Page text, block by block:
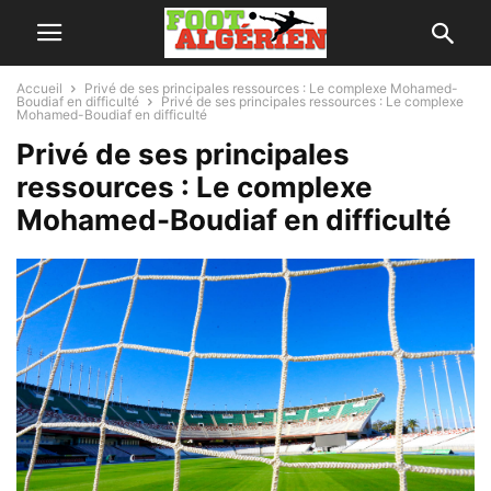
Accueil
Privé de ses principales ressources : Le complexe Mohamed-
Boudiaf en difficulté
Privé de ses principales ressources : Le complexe
Mohamed-Boudiaf en difficulté
Privé de ses principales
ressources : Le complexe
Mohamed-Boudiaf en difficulté